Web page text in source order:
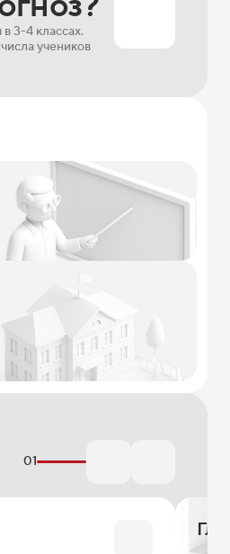
3-4 классах.
учеников
01